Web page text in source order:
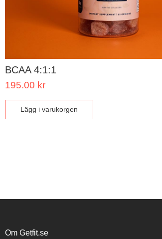
BCAA 4:1:1
195.00 kr
Lägg i varukorgen
Om Getfit.se